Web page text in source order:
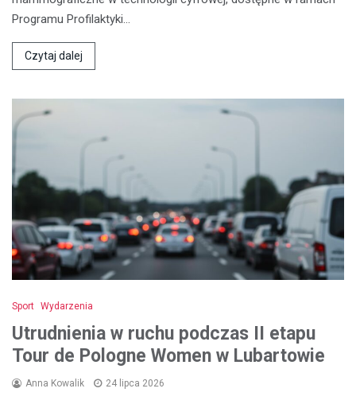
Programu Profilaktyki…
Czytaj dalej
Sport Wydarzenia
Utrudnienia w ruchu podczas II etapu
Tour de Pologne Women w Lubartowie
Anna Kowalik 24 lipca 2026